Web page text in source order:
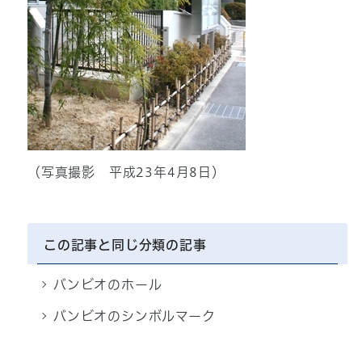
（写真撮影 平成23年4月8日）
この記事と同じ分類の記事
バンビオのホール
バンビオのシンボルマーク